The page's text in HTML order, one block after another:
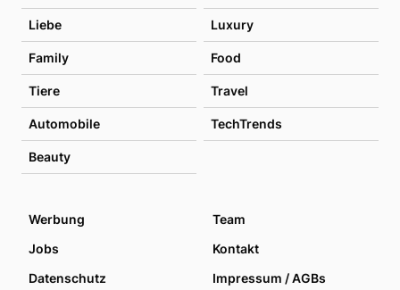
Liebe Luxury
Family Food
Tiere Travel
Automobile TechTrends
Beauty
Werbung
Team
Jobs
Kontakt
Datenschutz
Impressum / AGBs